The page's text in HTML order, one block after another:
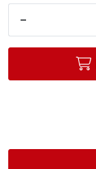
-
Kontakt oss